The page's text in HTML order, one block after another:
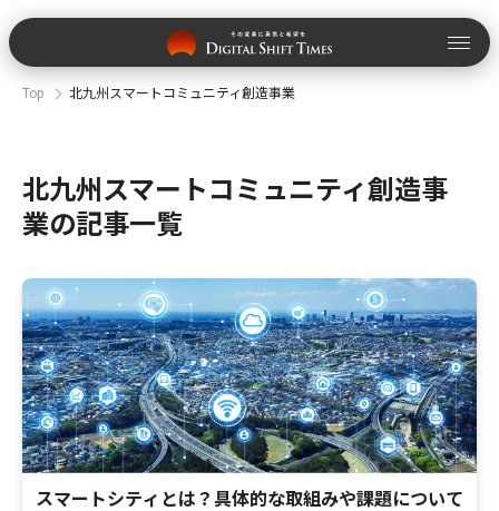
Top 北九州スマートコミュニティ創造事業
北九州スマートコミュニティ創造事
業の記事一覧
スマートシティとは？具体的な取組みや課題について